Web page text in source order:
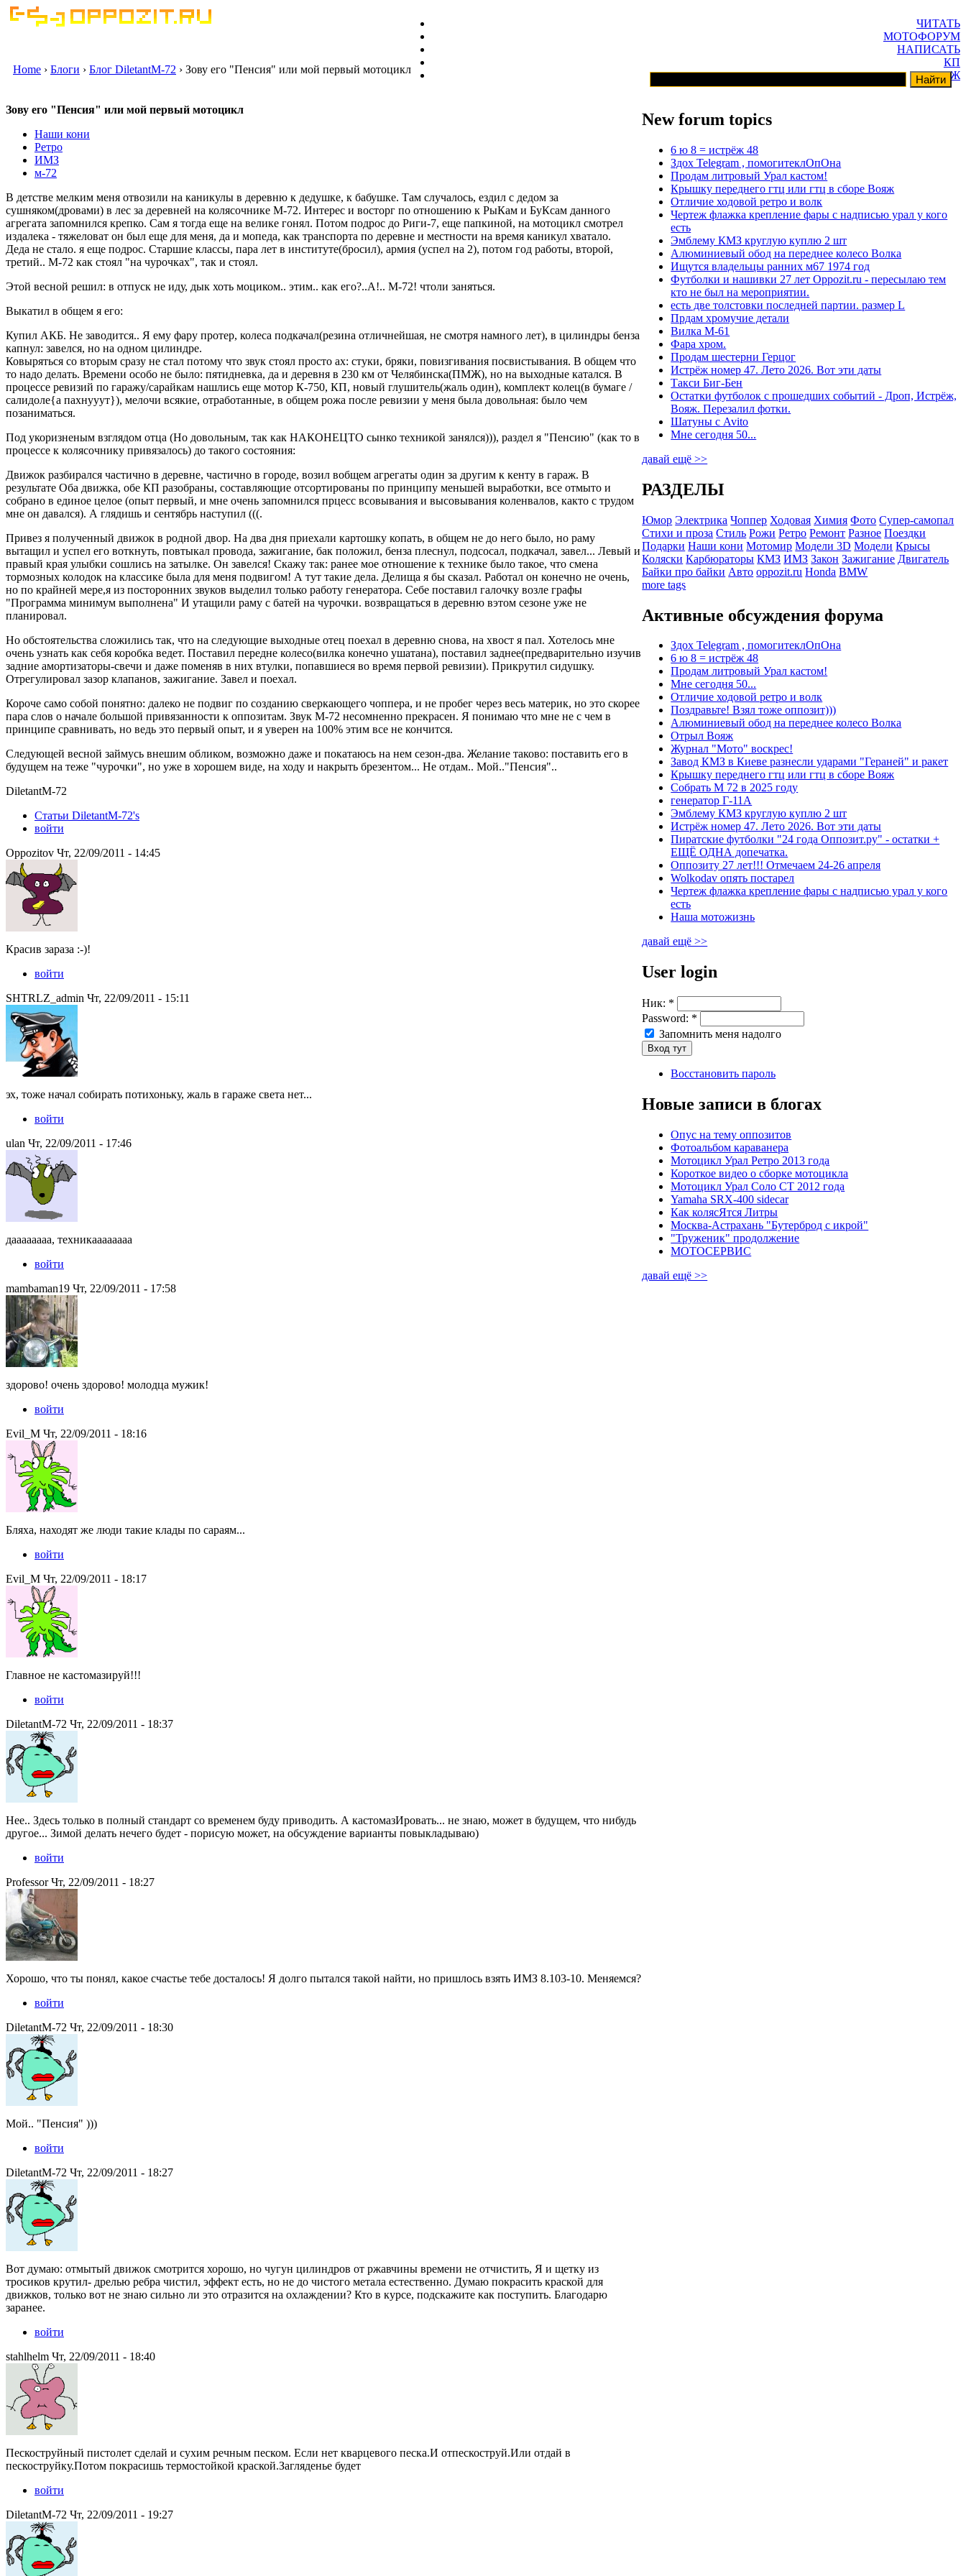
ЧИТАТЬ
МОТОФОРУМ
НАПИСАТЬ
КП
ГАРАЖ
Home › Блоги › Блог DiletantM-72 › Зову его "Пенсия" или мой первый мотоцикл
Зову его "Пенсия" или мой первый мотоцикл
Наши кони
Ретро
ИМЗ
м-72
В детстве мелким меня отвозили на каникулы в деревню к дедушке, к бабушке. Там случалось, ездил с дедом за
сушняком(дровами) в лес за деревней на колясочнике М-72. Интерес и восторг по отношению к РыКам и БуКсам данного
агрегата запомнился крепко. Сам я тогда еще на велике гонял. Потом подрос до Риги-7, еще папкиной, на мотоцикл смотрел
издалека - тяжеловат он был еще для меня, да и мопеда, как транспорта по деревне и местности на время каникул хватало.
Деда не стало. я еще подрос. Старшие классы, пара лет в институте(бросил), армия (успел на 2), потом год работы, второй,
третий.. М-72 как стоял "на чурочках", так и стоял.
Этой весной решил: в отпуск не иду, дык хоть моциком.. этим.. как его?..А!.. М-72! чтоли заняться.
Выкатил в общем я его:
Купил АКБ. Не заводится.. Я ему фару протер, колеса подкачал(резина отличнейшая, не смотря намного лет), в цилиндры бенза
капнул: завелся, но на одном цилиндре.
Ковыряться со вторым сразу не стал потому что звук стоял просто ах: стуки, бряки, повизгивания посвистывания. В общем что
то надо делать. Времени особо не было: пятидневка, да и деревня в 230 км от Челябинска(ПМЖ), но на выходные катался. В
процессе ревизий по гаражу/сарайкам нашлись еще мотор К-750, КП, новый глушитель(жаль один), комплект колец(в бумаге /
салидоле{а пахнууут}), мелочи всякие, отработанные, в общем рожа после ревизии у меня была довольная: было чем
позаниматься.
Под укоризненым взглядом отца (Но довольным, так как НАКОНЕЦТО сынко техникой занялся))), раздел я "Пенсию" (как то в
процессе к колясочнику привязалось) до такого состояния:
Движок разбирался частично в деревне, частично в городе, возил вобщем агрегаты один за другим к кенту в гараж. В
результате Оба движка, обе КП разобраны, составляющие отсортированы по принципу меньшей выработки, все отмыто и
собрано в единое целое (опыт первый, и мне очень запомнился прцесс всовывания и высовывания коленвалов, както с трудом
мне он давался). А глядишь и сентябрь наступил (((.
Привез я полученный движок в родной двор. На два дня приехали картошку копать, в общем не до него было, но раму
вытащил и успел его воткнуть, повтыкал провода, зажигание, бак положил, бенза плеснул, подсосал, подкачал, завел... Левый и
правый края улыбки сошлись на затылке. Он завелся! Скажу так: ранее мое отношение к технике было такое, что смена
тормозных колодок на классике была для меня подвигом! А тут такие дела. Делища я бы сказал. Работал он конечно не очень,
но по крайней мере,я из посторонних звуков выделил только работу генератора. Себе поставил галочку возле графы
"Программа минимум выполнена" И утащили раму с батей на чурочки. возвращаться в деревню вэтом сезоне уже не
планировал.
Но обстоятельства сложились так, что на следующие выходные отец поехал в деревню снова, на хвост я пал. Хотелось мне
очень узнать как себя коробка ведет. Поставил передне колесо(вилка конечно ушатана), поставил заднее(предварительно изучив
задние амортизаторы-свечи и даже поменяв в них втулки, попавшиеся во время первой ревизии). Прикрутил сидушку.
Отрегулировал зазор клапанов, зажигание. Завел и поехал.
Короче само собой понятно: далеко не подвиг по созданию сверкающего чоппера, и не пробег через весь материк, но это скорее
пара слов о начале большой привязанности к оппозитам. Звук М-72 несомненно прекрасен. Я понимаю что мне не с чем в
принципе сравнивать, но ведь это первый опыт, и я уверен на 100% этим все не кончится.
Следующей весной займусь внешим обликом, возможно даже и покатаюсь на нем сезон-два. Желание таково: поставить его в
будущем на теже "чурочки", но уже в хорошем виде, на ходу и накрыть брезентом... Не отдам.. Мой.."Пенсия"..
DiletantM-72
Статьи DiletantM-72's
войти
Oppozitov Чт, 22/09/2011 - 14:45
Красив зараза :-)!
войти
SHTRLZ_admin Чт, 22/09/2011 - 15:11
эх, тоже начал собирать потихоньку, жаль в гараже света нет...
войти
ulan Чт, 22/09/2011 - 17:46
даааааааа, техникаааааааа
войти
mambaman19 Чт, 22/09/2011 - 17:58
здорово! очень здорово! молодца мужик!
войти
Evil_M Чт, 22/09/2011 - 18:16
Бляха, находят же люди такие клады по сараям...
войти
Evil_M Чт, 22/09/2011 - 18:17
Главное не кастомазируй!!!
войти
DiletantM-72 Чт, 22/09/2011 - 18:37
Нее.. Здесь только в полный стандарт со временем буду приводить. А кастомазИровать... не знаю, может в будущем, что нибудь
другое... Зимой делать нечего будет - порисую может, на обсуждение варианты повыкладываю)
войти
Professor Чт, 22/09/2011 - 18:27
Хорошо, что ты понял, какое счастье тебе досталось! Я долго пытался такой найти, но пришлось взять ИМЗ 8.103-10. Меняемся?
войти
DiletantM-72 Чт, 22/09/2011 - 18:30
Мой.. "Пенсия" )))
войти
DiletantM-72 Чт, 22/09/2011 - 18:27
Вот думаю: отмытый движок смотрится хорошо, но чугун цилиндров от ржавчины времени не отчистить, Я и щетку из
тросиков крутил- дрелью ребра чистил, эффект есть, но не до чистого метала естественно. Думаю покрасить краской для
движков, только вот не знаю сильно ли это отразится на охлаждении? Кто в курсе, подскажите как поступить. Благодарю
заранее.
войти
stahlhelm Чт, 22/09/2011 - 18:40
Пескоструйный пистолет сделай и сухим речным песком. Если нет кварцевого песка.И отпескоструй.Или отдай в
пескоструйку.Потом покрасишь термостойкой краской.Загляденье будет
войти
DiletantM-72 Чт, 22/09/2011 - 19:27
New forum topics
6 ю 8 = истрёж 48
Здох Telegram , помогитеклОпОна
Продам литровый Урал кастом!
Крышку переднего гтц или гтц в сборе Вояж
Отличие ходовой ретро и волк
Чертеж флажка крепление фары с надписью урал у кого
есть
Эмблему КМЗ круглую куплю 2 шт
Алюминиевый обод на переднее колесо Волка
Ищутся владельцы ранних м67 1974 год
Футболки и нашивки 27 лет Oppozit.ru - пересылаю тем
кто не был на мероприятии.
есть две толстовки последней партии. размер L
Прдам хромучие детали
Вилка М-61
Фара хром.
Продам шестерни Герцог
Истрёж номер 47. Лето 2026. Вот эти даты
Такси Биг-Бен
Остатки футболок с прошедших событий - Дроп, Истрёж,
Вояж. Перезалил фотки.
Шатуны с Avito
Мне сегодня 50...
давай ещё >>
РАЗДЕЛЫ
Юмор Электрика Чоппер Ходовая Химия Фото Супер-самопал
Стихи и проза Стиль Рожи Ретро Ремонт Разное Поездки
Подарки Наши кони Мотомир Модели 3D Модели Крысы
Коляски Карбюраторы КМЗ ИМЗ Закон Зажигание Двигатель
Байки про байки Авто oppozit.ru Honda BMW
more tags
Активные обсуждения форума
Здох Telegram , помогитеклОпОна
6 ю 8 = истрёж 48
Продам литровый Урал кастом!
Мне сегодня 50...
Отличие ходовой ретро и волк
Поздравьте! Взял тоже оппозит)))
Алюминиевый обод на переднее колесо Волка
Отрыл Вояж
Журнал "Мото" воскрес!
Завод КМЗ в Киеве разнесли ударами "Гераней" и ракет
Крышку переднего гтц или гтц в сборе Вояж
Собрать М 72 в 2025 году
генератор Г-11А
Эмблему КМЗ круглую куплю 2 шт
Истрёж номер 47. Лето 2026. Вот эти даты
Пиратские футболки "24 года Оппозит.ру" - остатки +
ЕЩЁ ОДНА допечатка.
Оппозиту 27 лет!!! Отмечаем 24-26 апреля
Wolkodav опять постарел
Чертеж флажка крепление фары с надписью урал у кого
есть
Наша мотожизнь
давай ещё >>
User login
Ник: *
Password: *
Запомнить меня надолго
Восстановить пароль
Новые записи в блогах
Опус на тему оппозитов
Фотоальбом караванера
Мотоцикл Урал Ретро 2013 года
Короткое видео о сборке мотоцикла
Мотоцикл Урал Соло СТ 2012 года
Yamaha SRX-400 sidecar
Как колясЯтся Литры
Москва-Астрахань "Бутерброд с икрой"
"Труженик" продолжение
МОТОСЕРВИС
давай ещё >>